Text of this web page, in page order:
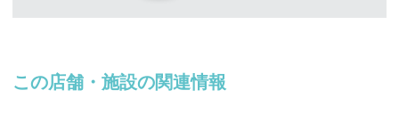
この店舗・施設の関連情報